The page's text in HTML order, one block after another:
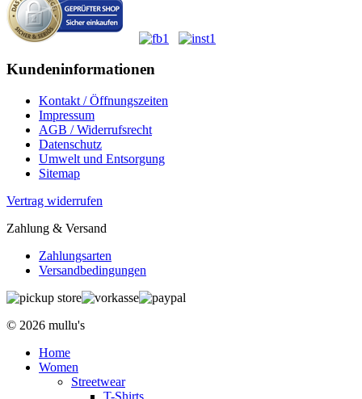
Kundeninformationen
Kontakt / Öffnungszeiten
Impressum
AGB / Widerrufsrecht
Datenschutz
Umwelt und Entsorgung
Sitemap
Vertrag widerrufen
Zahlung & Versand
Zahlungsarten
Versandbedingungen
© 2026 mullu's
Home
Women
Streetwear